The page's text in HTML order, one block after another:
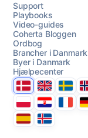
Support
Playbooks
Video-guides
Coherta Bloggen
Ordbog
Brancher i Danmark
Byer i Danmark
Hjælpecenter
DanmarkUnited
PolskaHrvatska
EspanaÍsland